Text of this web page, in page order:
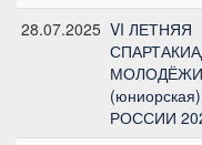
28.07.2025 VI ЛЕТНЯЯ
МОЛОДЁЖИ
(юниорская)
РОССИИ